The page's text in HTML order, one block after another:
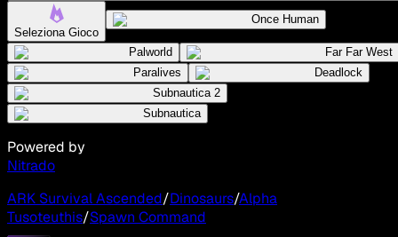
Seleziona Gioco
Once Human
Palworld
Far Far West
Paralives
Deadlock
Subnautica 2
Subnautica
Powered by
Nitrado
ARK Survival Ascended/Dinosaurs/Alpha
Tusoteuthis/Spawn Command